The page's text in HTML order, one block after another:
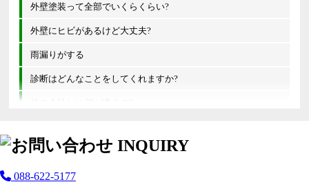
外壁塗装って全部でいくらくらい?
外壁にヒビがあるけど大丈夫?
雨漏りがする
診断はどんなことをしてくれますか?
他の会社とは何が違うの?
088-622-5177